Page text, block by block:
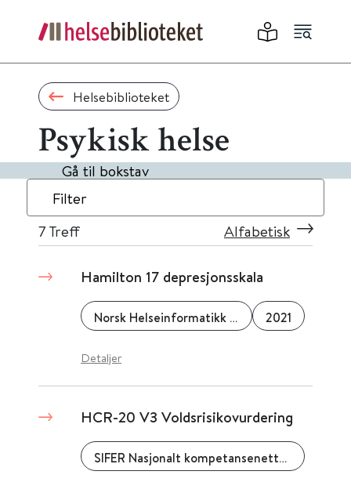
Helsebiblioteket
Psykisk helse
Gå til bokstav
Filter
7Treff Alfabetisk
Hamilton 17 depresjonsskala
Norsk Helseinformatikk (NHI) 2021
Detaljer
HCR-20 V3 Voldsrisikovurdering
SIFER Nasjonalt kompetansenettverk for sikkerhets- fengsels- og rettspsykiatri